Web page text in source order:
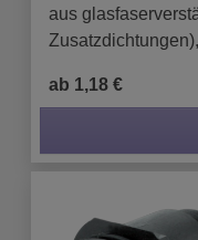
aus
ab 1,18 €